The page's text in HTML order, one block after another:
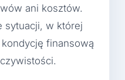
ani kosztów.
sytuacji, w której
finansową